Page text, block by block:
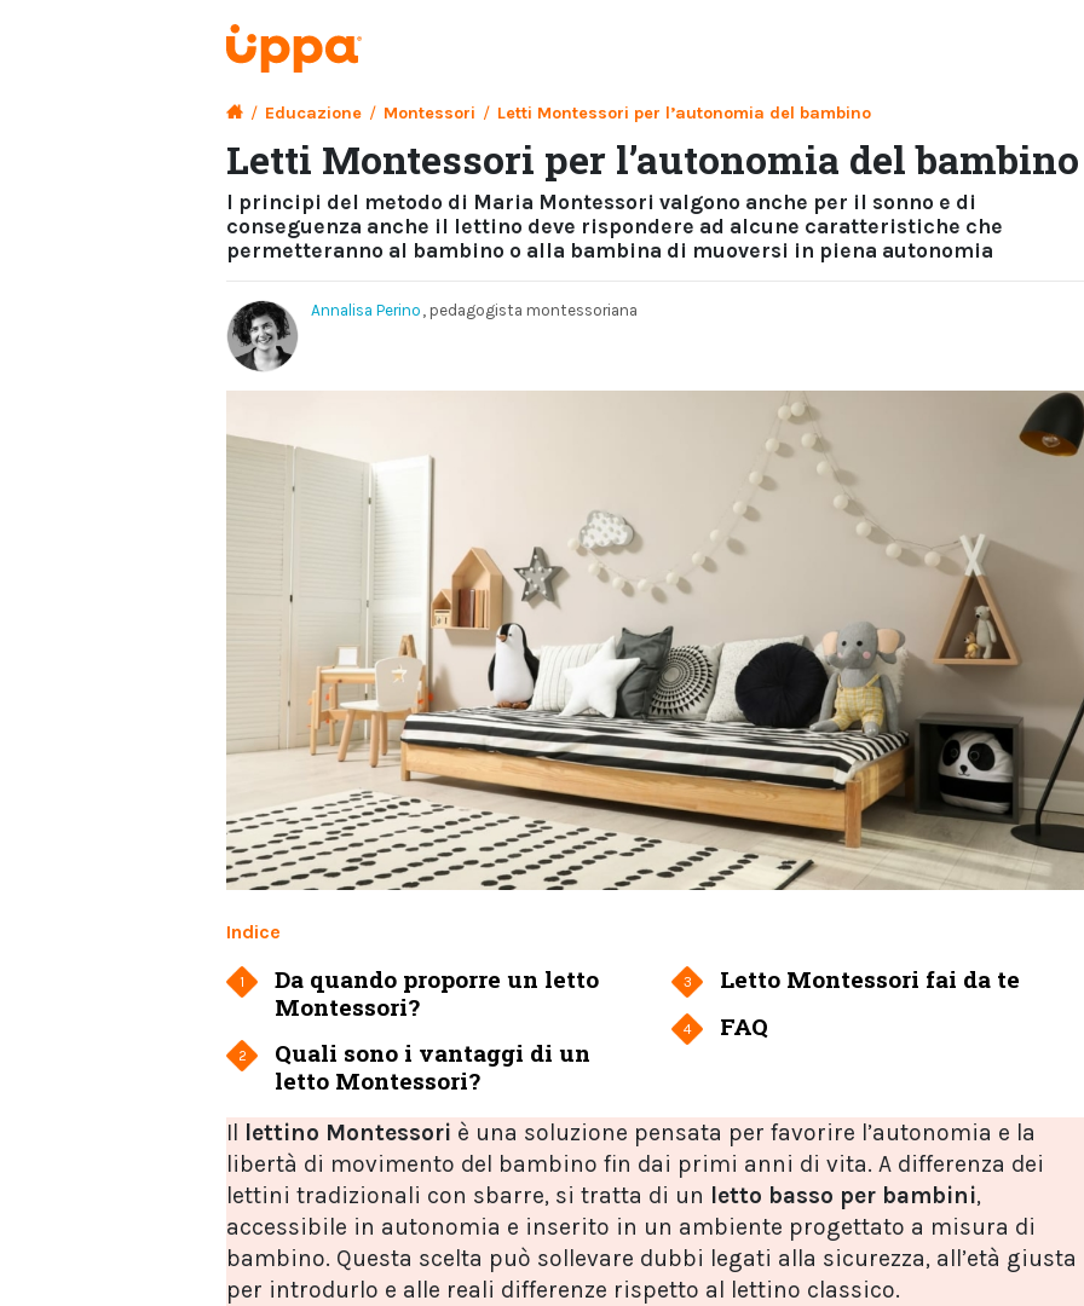
/ Educazione / Montessori / Letti Montessori per l’autonomia del bambino
Letti Montessori per l’autonomia del bambino
I principi del metodo di Maria Montessori valgono anche per il sonno e di
conseguenza anche il lettino deve rispondere ad alcune caratteristiche che
permetteranno al bambino o alla bambina di muoversi in piena autonomia
Annalisa Perino , pedagogista montessoriana
Indice
1
Da quando proporre un letto
Montessori?
2
Quali sono i vantaggi di un
letto Montessori?
3 Letto Montessori fai da te
4 FAQ
Il lettino Montessori è una soluzione pensata per favorire l’autonomia e la
libertà di movimento del bambino fin dai primi anni di vita. A differenza dei
lettini tradizionali con sbarre, si tratta di un letto basso per bambini,
accessibile in autonomia e inserito in un ambiente progettato a misura di
bambino. Questa scelta può sollevare dubbi legati alla sicurezza, all’età giusta
per introdurlo e alle reali differenze rispetto al lettino classico.